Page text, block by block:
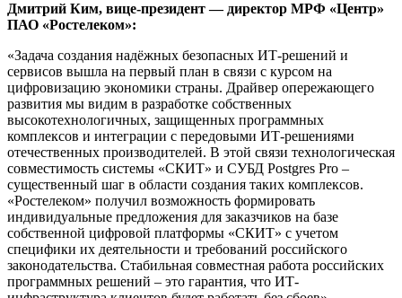
Дмитрий Ким, вице-президент — директор МРФ «Центр»
ПАО «Ростелеком»:
«Задача создания надёжных безопасных ИТ-решений и
сервисов вышла на первый план в связи с курсом на
цифровизацию экономики страны. Драйвер опережающего
развития мы видим в разработке собственных
высокотехнологичных, защищенных программных
комплексов и интеграции с передовыми ИТ-решениями
отечественных производителей. В этой связи технологическая
совместимость системы «СКИТ» и СУБД Postgres Pro –
существенный шаг в области создания таких комплексов.
«Ростелеком» получил возможность формировать
индивидуальные предложения для заказчиков на базе
собственной цифровой платформы «СКИТ» с учетом
специфики их деятельности и требований российского
законодательства. Стабильная совместная работа российских
программных решений – это гарантия, что ИТ-